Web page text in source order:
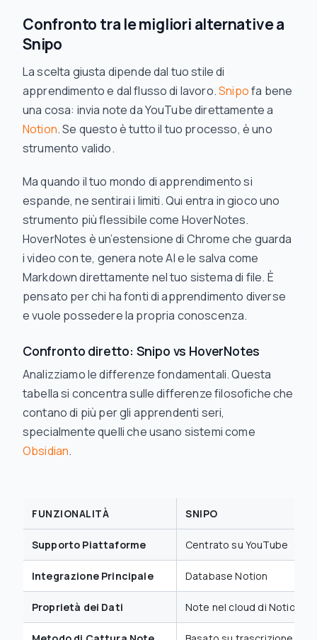
Confronto tra le migliori alternative a
Snipo
La scelta giusta dipende dal tuo stile di
apprendimento e dal flusso di lavoro.Snipofa bene
una cosa: invia note da YouTube direttamente a
Notion. Se questo è tutto il tuo processo, è uno
strumento valido.
Ma quando il tuo mondo di apprendimento si
espande, ne sentirai i limiti. Qui entra in gioco uno
strumento più flessibile come HoverNotes.
HoverNotes è un’estensione di Chrome che guarda
i video con te, genera note AI e le salva come
Markdown direttamente nel tuo sistema di file. È
pensato per chi ha fonti di apprendimento diverse
e vuole possedere la propria conoscenza.
Confronto diretto: Snipo vs HoverNotes
Analizziamo le differenze fondamentali. Questa
tabella si concentra sulle differenze filosofiche che
contano di più per gli apprendenti seri,
specialmente quelli che usano sistemi come
Obsidian.
FUNZIONALITÀ SNIPO
Supporto Piattaforme Centrato su YouTube
Integrazione Principale Database Notion
Proprietà dei Dati Note nel cloud di Notion